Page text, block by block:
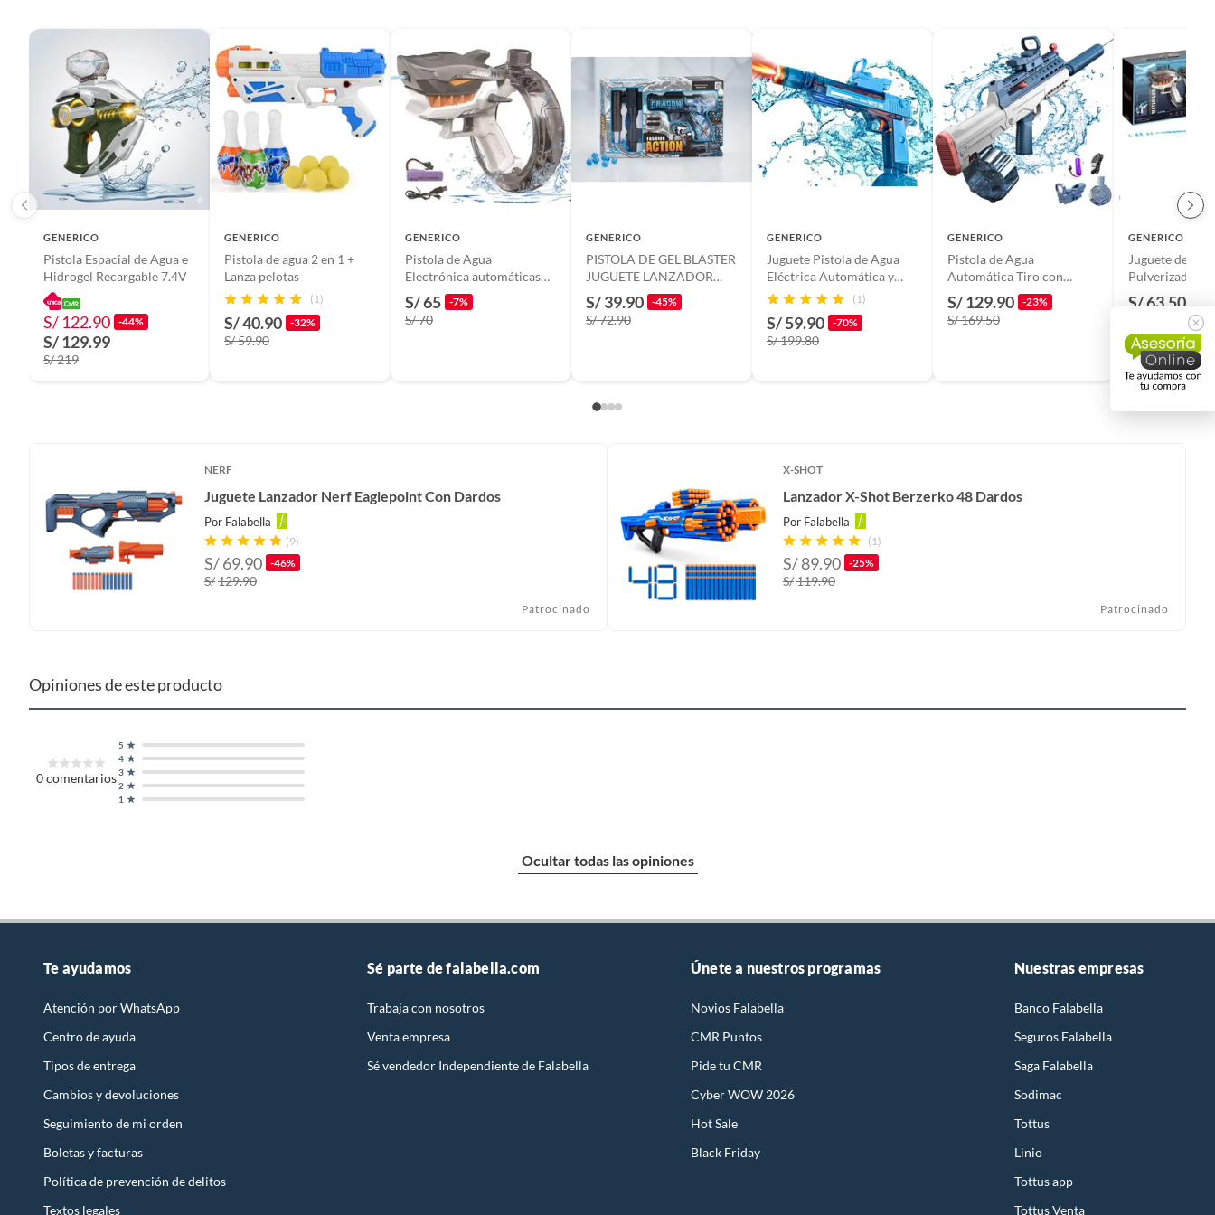
Cantidad contenida en el empaque 1
Garantía del proveedor 1 mes
Piezas pequeñas
Alto
Ancho
Peso máximo soportado 1 kg
Incluye
GENERICO
Pistola Espacial de Agua e
Hidrogel Recargable 7.4V
S/ 122.90 -44%
S/ 129.99
S/ 219
GENERICO
Pistola de agua 2 en 1 +
Lanza pelotas
(1)
S/ 40.90 -32%
S/ 59.90
GENERICO
Pistola de Agua
Electrónica automáticas
Tiburón Gris
S/ 65 -7%
S/ 70
GENERICO
PISTOLA DE GEL BLASTER
JUGUETE LANZADOR
HIDROGEL ORBEEZ
DRAGON COLOR
BLANCO Y AZUL
S/ 39.90 -45%
S/ 72.90
GENERICO
Juguete Pistola de Agua
Eléctrica Automática y
Manual
(1)
S/ 59.90 -70%
S/ 199.80
GENERICO
Pistola de Agua
Automática Tiro con
Pulverizador de Agua
S/ 129.90 -23%
S/ 169.50
GENERICO
Juguete de
Pulverizadora
Tiburón Negro
S/ 63.50
NERF
Juguete Lanzador Nerf Eaglepoint Con Dardos
Por Falabella
(9)
S/69.90 -46%
S/129.90
Patrocinado
X-SHOT
Lanzador X-Shot Berzerko 48 Dardos
Por Falabella
(1)
S/89.90 -25%
S/119.90
Patrocinado
Opiniones de este producto
0comentarios
1
2
3
4
5
Ocultar todas las opiniones
Te ayudamos
Atención por WhatsApp
Centro de ayuda
Tipos de entrega
Cambios y devoluciones
Seguimiento de mi orden
Boletas y facturas
Política de prevención de delitos
Textos legales
Sé parte de falabella.com
Trabaja con nosotros
Venta empresa
Sé vendedor Independiente de Falabella
Únete a nuestros programas
Novios Falabella
CMR Puntos
Pide tu CMR
Cyber WOW 2026
Hot Sale
Black Friday
Nuestras empresas
Banco Falabella
Seguros Falabella
Saga Falabella
Sodimac
Tottus
Linio
Tottus app
Tottus Venta